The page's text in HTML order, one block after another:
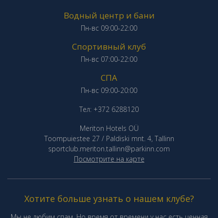
Водный центр и бани
Пн-вс 09:00-22:00
Спортивный клуб
Пн-вс 07:00-22:00
СПА
Пн-вс 09:00-20:00
Тел: +372 6288120
Meriton Hotels OÜ
Toompuiestee 27 / Paldiski mnt. 4, Tallinn
sportclub.meriton.tallinn@parkinn.com
Посмотрите на карте
Хотите больше узнать о нашем клубе?